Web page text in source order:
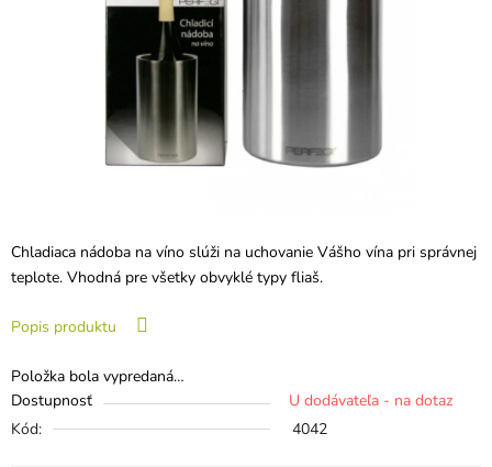
Chladiaca nádoba na víno slúži na uchovanie Vášho vína pri správnej
teplote. Vhodná pre všetky obvyklé typy fliaš.
Popis produktu
Položka bola vypredaná…
Dostupnosť
U dodávateľa - na dotaz
Kód:
4042